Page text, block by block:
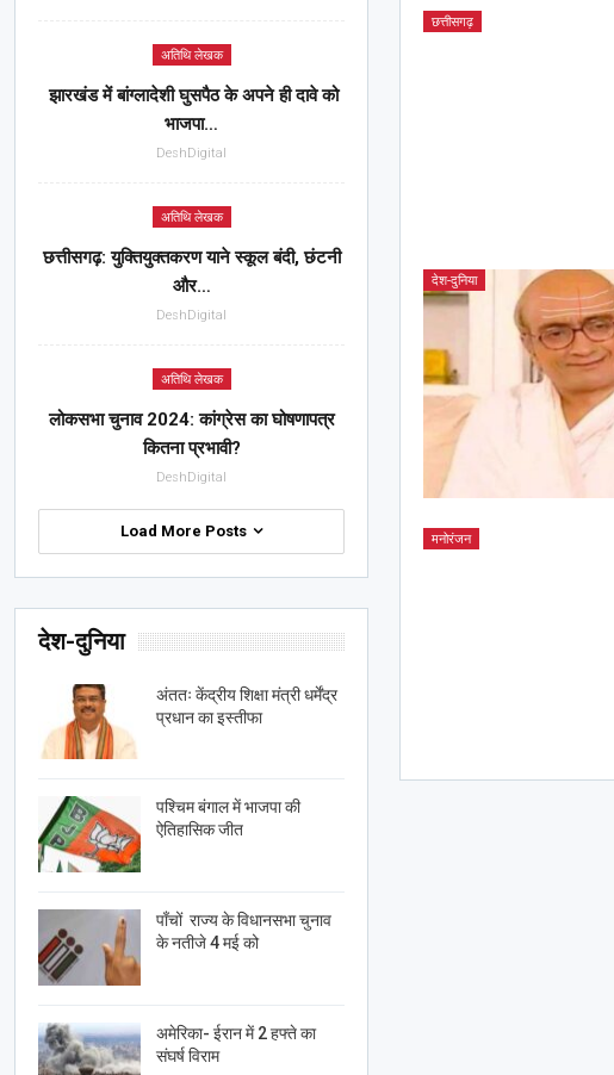
छत्तीसगढ़
देश-दुनिया
मनोरंजन
अतिथि लेखक
झारखंड में बांग्लादेशी घुसपैठ के अपने ही दावे को
भाजपा…
DeshDigital
अतिथि लेखक
छत्तीसगढ़: युक्तियुक्तकरण याने स्कूल बंदी, छंटनी
और…
DeshDigital
अतिथि लेखक
लोकसभा चुनाव 2024: कांग्रेस का घोषणापत्र
कितना प्रभावी?
DeshDigital
Load More Posts
देश-दुनिया
अंततः केंद्रीय शिक्षा मंत्री धर्मेंद्र
प्रधान का इस्तीफा
पश्चिम बंगाल में भाजपा की
ऐतिहासिक जीत
पाँचों राज्य के विधानसभा चुनाव
के नतीजे 4 मई को
अमेरिका- ईरान में 2 हफ्ते का
संघर्ष विराम